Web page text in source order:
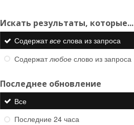
Искать результаты, которые...
Содержатвсеслова из запроса
Содержатлюбоеслово из запроса
Последнее обновление
Все
Последние 24 часа